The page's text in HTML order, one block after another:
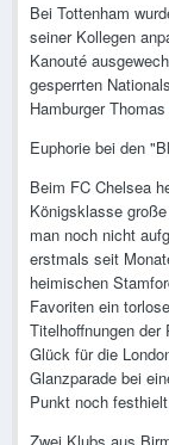
Bei Tottenham
seiner Kollegen
Kanouté
gesperrten
Hamburger
Euphorie bei den
Beim FC Chelsea
Königsklasse
man noch nicht
erstmals seit
heimischen
Favoriten ein
Titelhoffnungen der
Glück für die
Glanzparade bei
Punkt noch